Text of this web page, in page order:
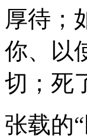
厚待；
你、以
切；死
张载的